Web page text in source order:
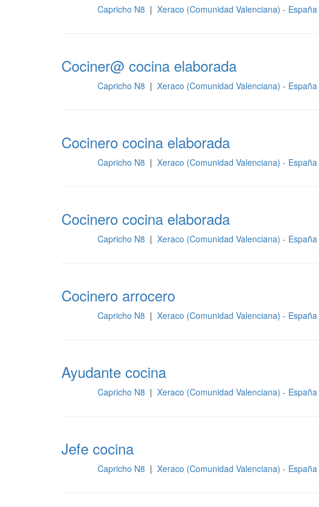
Capricho N8 | Xeraco (Comunidad Valenciana) - España
Cociner@ cocina elaborada
Capricho N8 | Xeraco (Comunidad Valenciana) - España
Cocinero cocina elaborada
Capricho N8 | Xeraco (Comunidad Valenciana) - España
Cocinero cocina elaborada
Capricho N8 | Xeraco (Comunidad Valenciana) - España
Cocinero arrocero
Capricho N8 | Xeraco (Comunidad Valenciana) - España
Ayudante cocina
Capricho N8 | Xeraco (Comunidad Valenciana) - España
Jefe cocina
Capricho N8 | Xeraco (Comunidad Valenciana) - España